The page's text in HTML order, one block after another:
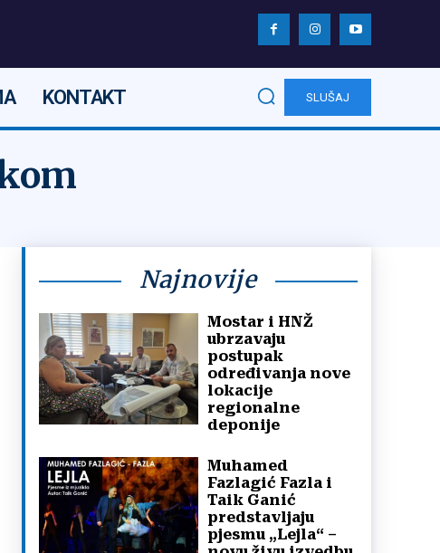
KONTAKT SLUŠAJ
Najnovije
Mostar i HNŽ
ubrzavaju
postupak
određivanja nove
lokacije
regionalne
deponije
Muhamed
Fazlagić Fazla i
Taik Ganić
predstavljaju
pjesmu „Lejla“ –